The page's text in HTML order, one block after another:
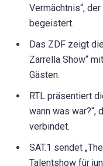
Vermächtnis“,
begeistert.
Das ZDF zeigt
Zarrella Show“
Gästen.
RTL präsentiert
wann was war?“,
verbindet.
SAT.1 sendet
Talentshow für